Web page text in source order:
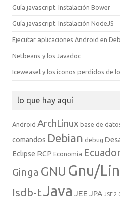
Guía javascript. Instalación Bower
Guía javascript. Instalación NodeJS
Ejecutar aplicaciones Android en
Netbeans y los Javadoc
Iceweasel y los íconos perdidos de
lo que hay aquí
Android ArchLinux base de
comandos Debian debug
Eclipse RCP Economía
Ginga GNU Gnu/
Isdb-tJava JEE JPA JSF